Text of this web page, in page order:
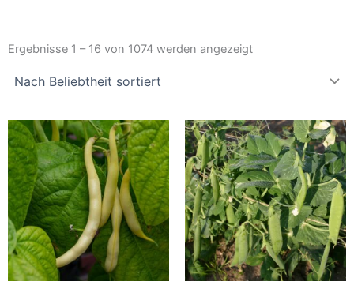
Ergebnisse 1 – 16 von 1074 werden angezeigtBeliebtheit